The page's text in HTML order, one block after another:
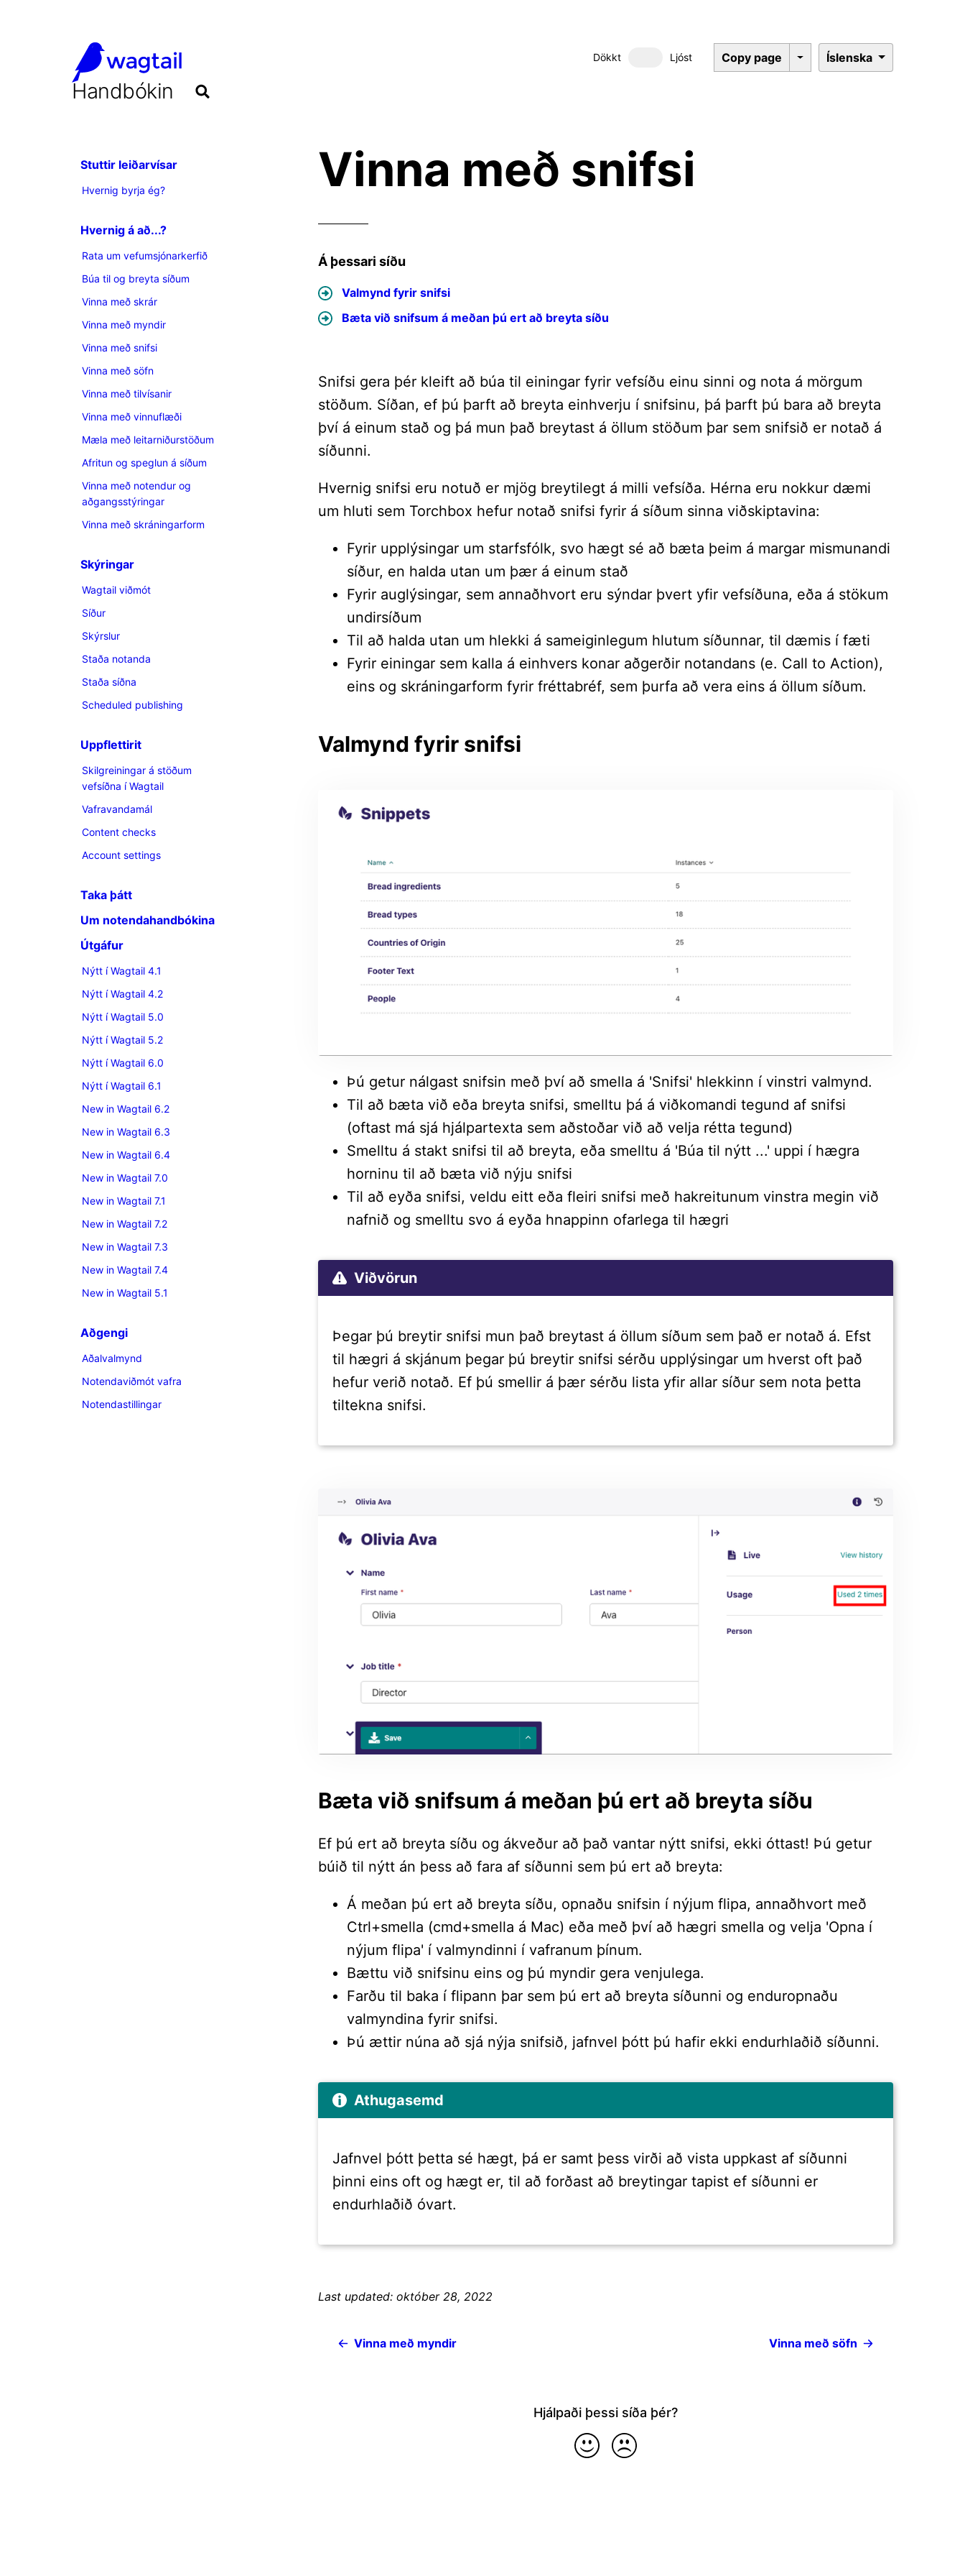
Handbókin
Stuttir leiðarvísar
Hvernig byrja ég?
Hvernig á að...?
Rata um vefumsjónarkerfið
Búa til og breyta síðum
Vinna með skrár
Vinna með myndir
Vinna með snifsi
Vinna með söfn
Vinna með tilvísanir
Vinna með vinnuflæði
Mæla með leitarniðurstöðum
Afritun og speglun á síðum
Vinna með notendur og
aðgangsstýringar
Vinna með skráningarform
Skýringar
Wagtail viðmót
Síður
Skýrslur
Staða notanda
Staða síðna
Scheduled publishing
Uppflettirit
Skilgreiningar á stöðum
vefsíðna í Wagtail
Vafravandamál
Content checks
Account settings
Taka þátt
Um notendahandbókina
Útgáfur
Nýtt í Wagtail 4.1
Nýtt í Wagtail 4.2
Nýtt í Wagtail 5.0
Nýtt í Wagtail 5.2
Nýtt í Wagtail 6.0
Nýtt í Wagtail 6.1
New in Wagtail 6.2
New in Wagtail 6.3
New in Wagtail 6.4
New in Wagtail 7.0
New in Wagtail 7.1
New in Wagtail 7.2
New in Wagtail 7.3
New in Wagtail 7.4
New in Wagtail 5.1
Aðgengi
Aðalvalmynd
Notendaviðmót vafra
Notendastillingar
Dökkt Dökkt þema
Ljóst Copy page Íslenska
Vinna með snifsi
Á þessari síðu
Valmynd fyrir snifsi
Bæta við snifsum á meðan þú ert að breyta síðu
Snifsi gera þér kleift að búa til einingar fyrir vefsíðu einu sinni og nota á mörgum
stöðum. Síðan, ef þú þarft að breyta einhverju í snifsinu, þá þarft þú bara að breyta
því á einum stað og þá mun það breytast á öllum stöðum þar sem snifsið er notað á
síðunni.
Hvernig snifsi eru notuð er mjög breytilegt á milli vefsíða. Hérna eru nokkur dæmi
um hluti sem Torchbox hefur notað snifsi fyrir á síðum sinna viðskiptavina:
Fyrir upplýsingar um starfsfólk, svo hægt sé að bæta þeim á margar mismunandi
síður, en halda utan um þær á einum stað
Fyrir auglýsingar, sem annaðhvort eru sýndar þvert yfir vefsíðuna, eða á stökum
undirsíðum
Til að halda utan um hlekki á sameiginlegum hlutum síðunnar, til dæmis í fæti
Fyrir einingar sem kalla á einhvers konar aðgerðir notandans (e. Call to Action),
eins og skráningarform fyrir fréttabréf, sem þurfa að vera eins á öllum síðum.
Valmynd fyrir snifsi
Þú getur nálgast snifsin með því að smella á 'Snifsi' hlekkinn í vinstri valmynd.
Til að bæta við eða breyta snifsi, smelltu þá á viðkomandi tegund af snifsi
(oftast má sjá hjálpartexta sem aðstoðar við að velja rétta tegund)
Smelltu á stakt snifsi til að breyta, eða smelltu á 'Búa til nýtt ...' uppi í hægra
horninu til að bæta við nýju snifsi
Til að eyða snifsi, veldu eitt eða fleiri snifsi með hakreitunum vinstra megin við
nafnið og smelltu svo á eyða hnappinn ofarlega til hægri
Viðvörun
Þegar þú breytir snifsi mun það breytast á öllum síðum sem það er notað á. Efst
til hægri á skjánum þegar þú breytir snifsi sérðu upplýsingar um hverst oft það
hefur verið notað. Ef þú smellir á þær sérðu lista yfir allar síður sem nota þetta
tiltekna snifsi.
Bæta við snifsum á meðan þú ert að breyta síðu
Ef þú ert að breyta síðu og ákveður að það vantar nýtt snifsi, ekki óttast! Þú getur
búið til nýtt án þess að fara af síðunni sem þú ert að breyta:
Á meðan þú ert að breyta síðu, opnaðu snifsin í nýjum flipa, annaðhvort með
Ctrl+smella (cmd+smella á Mac) eða með því að hægri smella og velja 'Opna í
nýjum flipa' í valmyndinni í vafranum þínum.
Bættu við snifsinu eins og þú myndir gera venjulega.
Farðu til baka í flipann þar sem þú ert að breyta síðunni og enduropnaðu
valmyndina fyrir snifsi.
Þú ættir núna að sjá nýja snifsið, jafnvel þótt þú hafir ekki endurhlaðið síðunni.
Athugasemd
Jafnvel þótt þetta sé hægt, þá er samt þess virði að vista uppkast af síðunni
þinni eins oft og hægt er, til að forðast að breytingar tapist ef síðunni er
endurhlaðið óvart.
Last updated: október 28, 2022
Vinna með myndir Vinna með söfn
Hjálpaði þessi síða þér?